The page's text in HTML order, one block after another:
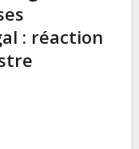
: réaction